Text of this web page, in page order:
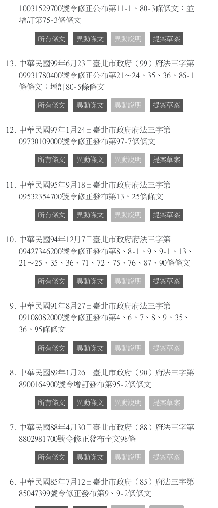
10031529700號令修正公布第11-1、80-3條條文；並
增訂第75-3條條文
所有條文 異動條文 異動說明 提案草案
13.
中華民國99年6月23日臺北市政府（99）府法三字第
09931780400號令修正公布第21～24、35、36、86-1
條條文；增訂80-5條條文
所有條文 異動條文 異動說明 提案草案
12. 中華民國97年1月24日臺北市政府府法三字第
09730109000號令修正發布第97-7條條文
所有條文 異動條文 異動說明 提案草案
11.
中華民國95年9月18日臺北市政府府法三字第
09532354700號令修正發布第13、25條條文
所有條文 異動條文 異動說明 提案草案
10.
中華民國94年12月7日臺北市政府府法三字第
09427346200號令修正發布第8、8-1、9、9-1、13、
21～25、35、36、71、72、75、76、87、90條條文
所有條文 異動條文 異動說明 提案草案
9. 中華民國91年8月27日臺北市政府府法三字第
09108082000號令修正發布第4、6、7、8、9、35、
36、95條條文
所有條文 異動條文 異動說明 提案草案
8.
中華民國89年1月26日臺北市政府（90）府法三字第
8900164900號令增訂發布第95-2條條文
所有條文 異動條文 異動說明 提案草案
7.
中華民國88年4月30日臺北市政府（88）府法三字第
8802981700號令修正發布全文98條
所有條文 異動條文 異動說明 提案草案
6. 中華民國85年7月12日臺北市政府（85）府法三字第
85047399號令修正發布第9、9-2條條文